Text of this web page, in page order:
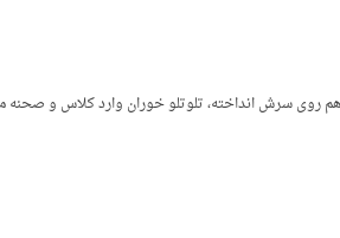
روی سرش انداخته، تلوتلو خوران وارد کلاس و